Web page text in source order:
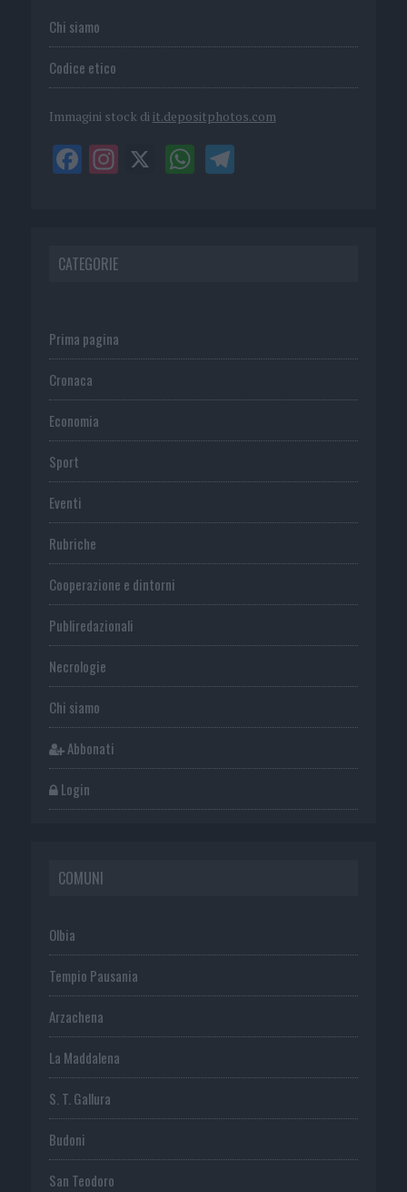
Chi siamo
Codice etico
Immagini stock di it.depositphotos.com
CATEGORIE
Prima pagina
Cronaca
Economia
Sport
Eventi
Rubriche
Cooperazione e dintorni
Publiredazionali
Necrologie
Chi siamo
Abbonati
Login
COMUNI
Olbia
Tempio Pausania
Arzachena
La Maddalena
S. T. Gallura
Budoni
San Teodoro